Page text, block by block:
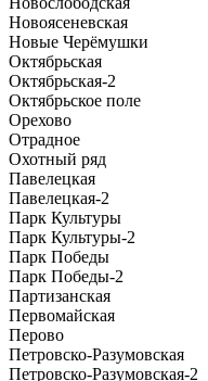
Новоясеневская
Новые Черёмушки
Октябрьская
Октябрьская-2
Октябрьское поле
Орехово
Отрадное
Охотный ряд
Павелецкая
Павелецкая-2
Парк Культуры
Парк Культуры-2
Парк Победы
Парк Победы-2
Партизанская
Первомайская
Перово
Петровско-Разумовская
Петровско-Разумовская-2